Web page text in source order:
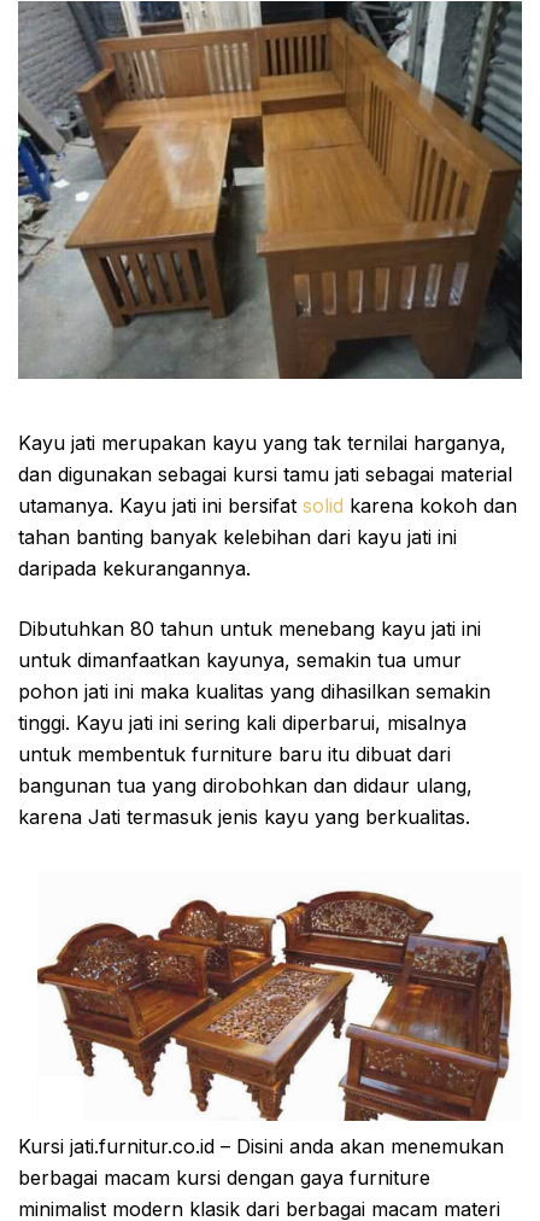
Kayu jati merupakan kayu yang tak ternilai harganya,
dan digunakan sebagai kursi tamu jati sebagai material
utamanya. Kayu jati ini bersifat solid karena kokoh dan
tahan banting banyak kelebihan dari kayu jati ini
daripada kekurangannya.
Dibutuhkan 80 tahun untuk menebang kayu jati ini
untuk dimanfaatkan kayunya, semakin tua umur
pohon jati ini maka kualitas yang dihasilkan semakin
tinggi. Kayu jati ini sering kali diperbarui, misalnya
untuk membentuk furniture baru itu dibuat dari
bangunan tua yang dirobohkan dan didaur ulang,
karena Jati termasuk jenis kayu yang berkualitas.
Kursi jati.furnitur.co.id – Disini anda akan menemukan
berbagai macam kursi dengan gaya furniture
minimalist modern klasik dari berbagai macam materi